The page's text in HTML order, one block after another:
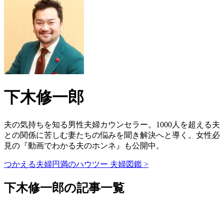
下木修一郎
夫の気持ちを知る男性夫婦カウンセラー。1000人を超える夫
との関係に苦しむ妻たちの悩みを聞き解決へと導く。女性必
見の『動画でわかる夫のホンネ』も公開中。
つかえる夫婦円満のハウツー 夫婦図鑑 >
下木修一郎の記事一覧